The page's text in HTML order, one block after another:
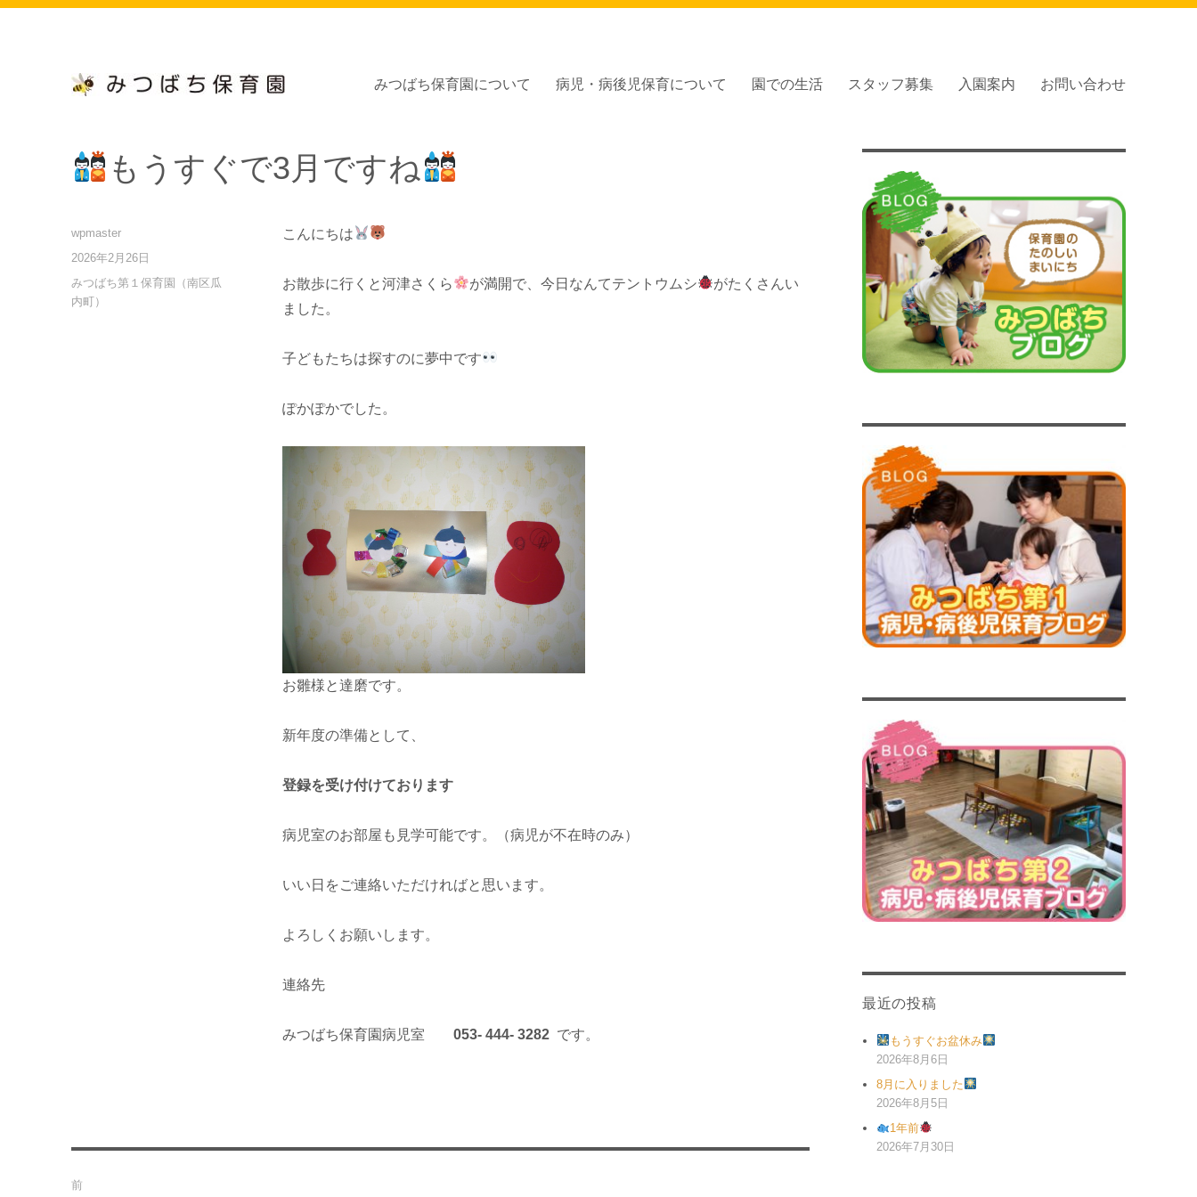
みつばち保育園について 病児・病後児保育について 園での生活 スタッフ募集 入園案内 お問い合わせ
もうすぐで3月ですね
こんにちは
お散歩に行くと河津さくら が満開で、今日なんてテントウムシ
がたくさんい
ました。
子どもたちは探すのに夢中です
ぽかぽかでした。
お雛様と達磨です。
新年度の準備として、
登録を受け付けております
病児室のお部屋も見学可能です。（病児が不在時のみ）
いい日をご連絡いただければと思います。
よろしくお願いします。
連絡先
みつばち保育園病児室 053- 444- 3282 です。
投
稿
wpmaster
投
日:
2026年2月26日
カ
テ
みつばち第１保育園（南区瓜
内町）
前
最近の投稿
もうすぐお盆休み
2026年8月6日
8月に入りました
2026年8月5日
1年前
2026年7月30日